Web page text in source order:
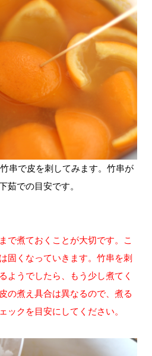
串で皮を刺してみます。竹串が
茹での目安です。
で煮ておくことが大切です。こ
固くなっていきます。竹串を刺
ようでしたら、もう少し煮てく
の煮え具合は異なるので、煮る
ックを目安にしてください。